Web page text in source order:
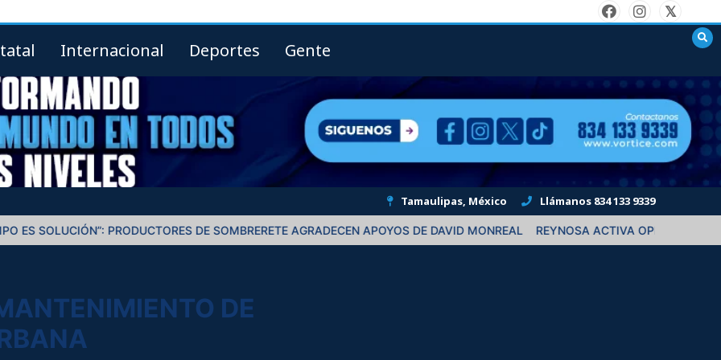
Internacional Deportes Gente
Tamaulipas, México Llámanos 834 133 9339
DE SOMBRERETE AGRADECEN APOYOS DE DAVID MONREAL REYNOSA ACTIVA OPERATIVO POR LLUVIAS Y RESCATA A
DE